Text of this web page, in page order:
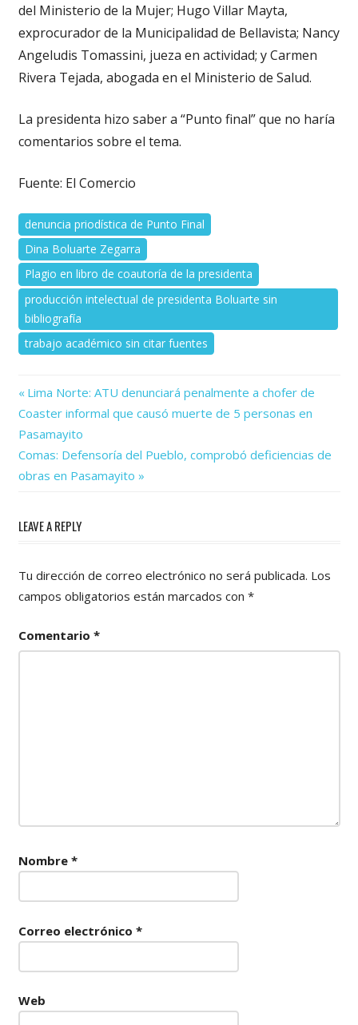
del Ministerio de la Mujer; Hugo Villar Mayta,
exprocurador de la Municipalidad de Bellavista; Nancy
Angeludis Tomassini, jueza en actividad; y Carmen
Rivera Tejada, abogada en el Ministerio de Salud.
La presidenta hizo saber a “Punto final” que no haría
comentarios sobre el tema.
Fuente: El Comercio
denuncia priodística de Punto Final
Dina Boluarte Zegarra
Plagio en libro de coautoría de la presidenta
producción intelectual de presidenta Boluarte sin
bibliografía
trabajo académico sin citar fuentes
Navegación
de
entradas
Previous
Post:
Lima Norte: ATU denunciará penalmente a chofer de
Coaster informal que causó muerte de 5 personas en
Pasamayito
Next
Post:
Comas: Defensoría del Pueblo, comprobó deficiencias de
obras en Pasamayito
LEAVE A REPLY
Tu dirección de correo electrónico no será publicada. Los
campos obligatorios están marcados con *
Comentario *
Nombre *
Correo electrónico *
Web